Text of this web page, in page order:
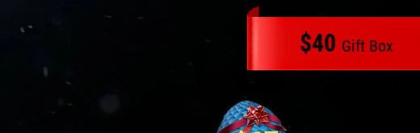
$40 Gift Box